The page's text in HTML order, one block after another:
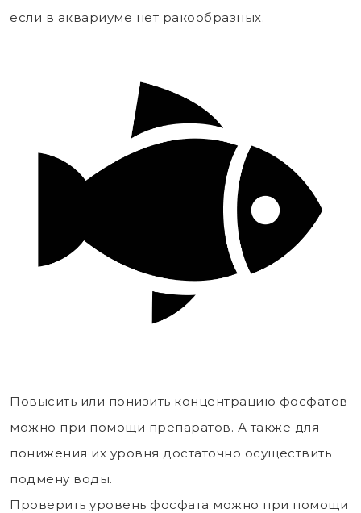
если в аквариуме нет ракообразных.
Повысить или понизить концентрацию фосфатов
можно при помощи препаратов. А также для
понижения их уровня достаточно осуществить
подмену воды.
Проверить уровень фосфата можно при помощи